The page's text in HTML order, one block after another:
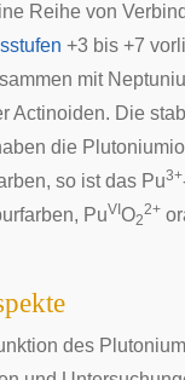
Reihe von
+3 bis +7
mit
Actinoiden. Die
die
so ist das Pu3+
PuVI O2
2+
des